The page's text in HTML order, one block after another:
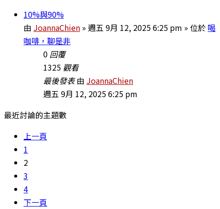
10%與90%
由 JoannaChien » 週五 9月 12, 2025 6:25 pm » 位於喝
咖啡，聊是非
0 回覆
1325 觀看
最後發表由 JoannaChien
週五 9月 12, 2025 6:25 pm
最近討論的主題數
上一頁
1
2
3
4
下一頁